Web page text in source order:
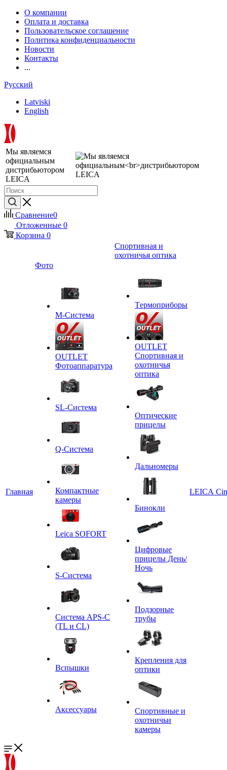
О компании
Оплата и доставка
Пользовательское соглашение
Политика конфиденциальности
Новости
Контакты
...
Русский
Latviski
English
Мы являемся
официальным
дистрибьютором
LEICA
Сравнение0
Отложенные 0
Корзина 0
Главная
Фото
M-Система
OUTLET
Фотоаппаратура
SL-Система
Q-Cистема
Компактные
камеры
Leica SOFORT
S-Система
Система APS-C
(TL и CL)
Вспышки
Аксессуары
Спортивная и
охотничья оптика
Tермоприборы
OUTLET
Спортивная и
охотничья
оптика
Оптические
прицелы
Дальномеры
Бинокли
Цифровые
прицелы День/
Ночь
Подзорные
трубы
Крепления для
оптики
Спортивные и
охотничьи
камеры
LEICA